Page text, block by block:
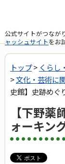
公式サイトがつなが
ャッシュサイトをお
トップ> くらし
>文化・芸術に
史館】史跡めぐ
【下野
ォーキン